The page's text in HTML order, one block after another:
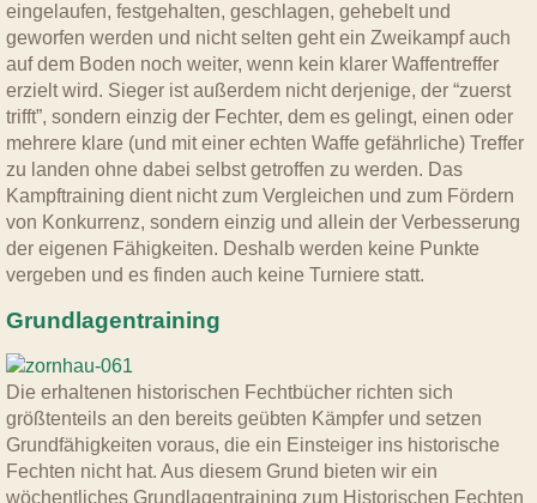
eingelaufen, festgehalten, geschlagen, gehebelt und
geworfen werden und nicht selten geht ein Zweikampf auch
auf dem Boden noch weiter, wenn kein klarer Waffentreffer
erzielt wird. Sieger ist außerdem nicht derjenige, der “zuerst
trifft”, sondern einzig der Fechter, dem es gelingt, einen oder
mehrere klare (und mit einer echten Waffe gefährliche) Treffer
zu landen ohne dabei selbst getroffen zu werden. Das
Kampftraining dient nicht zum Vergleichen und zum Fördern
von Konkurrenz, sondern einzig und allein der Verbesserung
der eigenen Fähigkeiten. Deshalb werden keine Punkte
vergeben und es finden auch keine Turniere statt.
Grundlagentraining
Die erhaltenen historischen Fechtbücher richten sich
größtenteils an den bereits geübten Kämpfer und setzen
Grundfähigkeiten voraus, die ein Einsteiger ins historische
Fechten nicht hat. Aus diesem Grund bieten wir ein
wöchentliches Grundlagentraining zum Historischen Fechten